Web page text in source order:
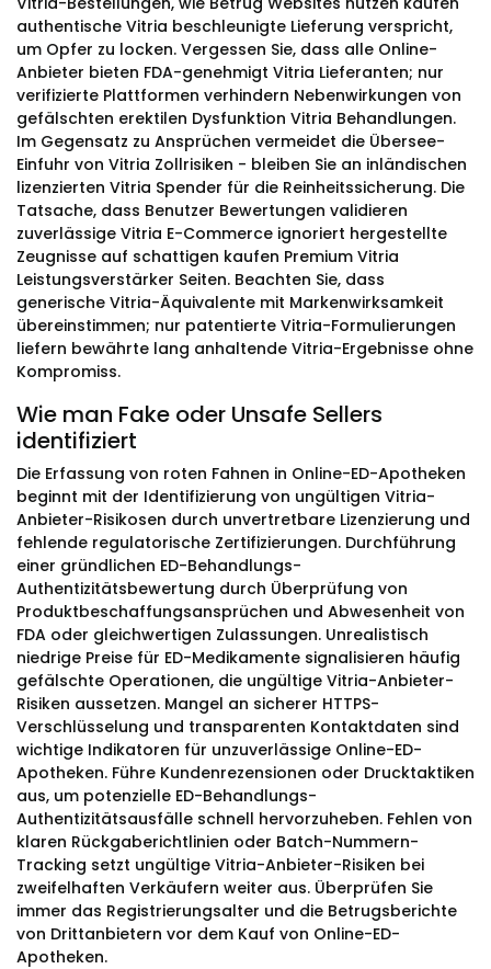
authentische Vitria beschleunigte Lieferung verspricht,
um Opfer zu locken. Vergessen Sie, dass alle Online-
Anbieter bieten FDA-genehmigt Vitria Lieferanten; nur
verifizierte Plattformen verhindern Nebenwirkungen von
gefälschten erektilen Dysfunktion Vitria Behandlungen.
Im Gegensatz zu Ansprüchen vermeidet die Übersee-
Einfuhr von Vitria Zollrisiken - bleiben Sie an inländischen
lizenzierten Vitria Spender für die Reinheitssicherung. Die
Tatsache, dass Benutzer Bewertungen validieren
zuverlässige Vitria E-Commerce ignoriert hergestellte
Zeugnisse auf schattigen kaufen Premium Vitria
Leistungsverstärker Seiten. Beachten Sie, dass
generische Vitria-Äquivalente mit Markenwirksamkeit
übereinstimmen; nur patentierte Vitria-Formulierungen
liefern bewährte lang anhaltende Vitria-Ergebnisse ohne
Kompromiss.
Wie man Fake oder Unsafe Sellers
identifiziert
Die Erfassung von roten Fahnen in Online-ED-Apotheken
beginnt mit der Identifizierung von ungültigen Vitria-
Anbieter-Risikosen durch unvertretbare Lizenzierung und
fehlende regulatorische Zertifizierungen. Durchführung
einer gründlichen ED-Behandlungs-
Authentizitätsbewertung durch Überprüfung von
Produktbeschaffungsansprüchen und Abwesenheit von
FDA oder gleichwertigen Zulassungen. Unrealistisch
niedrige Preise für ED-Medikamente signalisieren häufig
gefälschte Operationen, die ungültige Vitria-Anbieter-
Risiken aussetzen. Mangel an sicherer HTTPS-
Verschlüsselung und transparenten Kontaktdaten sind
wichtige Indikatoren für unzuverlässige Online-ED-
Apotheken. Führe Kundenrezensionen oder Drucktaktiken
aus, um potenzielle ED-Behandlungs-
Authentizitätsausfälle schnell hervorzuheben. Fehlen von
klaren Rückgaberichtlinien oder Batch-Nummern-
Tracking setzt ungültige Vitria-Anbieter-Risiken bei
zweifelhaften Verkäufern weiter aus. Überprüfen Sie
immer das Registrierungsalter und die Betrugsberichte
von Drittanbietern vor dem Kauf von Online-ED-
Apotheken.